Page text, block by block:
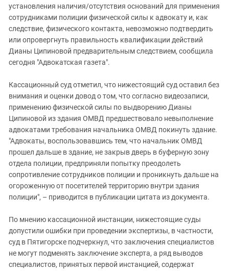
установления наличия/отсутствия оснований для применения
сотрудниками полиции физической силы к адвокату и, как
следствие, физического контакта, невозможно подтвердить
или опровергнуть правильность квалификации действий
Дианы Ципиновой предварительным следствием, сообщила
сегодня "Адвокатская газета".
Кассационный суд отметил, что нижестоящий суд оставил без
внимания и оценки довод о том, что согласно видеозаписи,
применению физической силы по выдворению Дианы
Ципиновой из здания ОМВД предшествовало невыполнение
адвокатами требования начальника ОМВД покинуть здание.
"Адвокаты, воспользовавшись тем, что начальник ОМВД
прошел дальше в здание, не закрыв дверь в буферную зону
отдела полиции, предприняли попытку преодолеть
сопротивление сотрудников полиции и проникнуть дальше на
огороженную от посетителей территорию внутри здания
полиции", – приводится в публикации цитата из документа.
По мнению кассационной инстанции, нижестоящие суды
допустили ошибки при проведении экспертизы, в частности,
суд в Пятигорске подчеркнул, что заключения специалистов
не могут подменять заключение эксперта, а ряд выводов
специалистов, принятых первой инстанцией, содержат